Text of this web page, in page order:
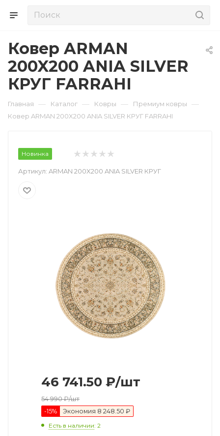
Ковер ARMAN
200X200 ANIA SILVER
КРУГ FARRAHI
Главная — Каталог — Ковры — Премиум ковры —
Ковер ARMAN 200X200 ANIA SILVER КРУГ FARRAHI
Новинка
Артикул: ARMAN 200X200 ANIA SILVER КРУГ
46 741.50 ₽/шт
54 990₽/шт
-15% Экономия 8 248.50 ₽
Есть в наличии: 2